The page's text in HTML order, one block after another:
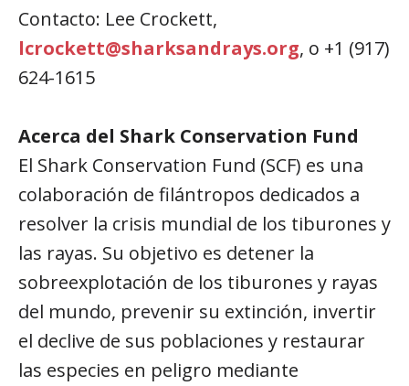
Contacto: Lee Crockett,
lcrockett@sharksandrays.org, o +1 (917)
624-1615
Acerca del Shark Conservation Fund
El Shark Conservation Fund (SCF) es una
colaboración de filántropos dedicados a
resolver la crisis mundial de los tiburones y
las rayas. Su objetivo es detener la
sobreexplotación de los tiburones y rayas
del mundo, prevenir su extinción, invertir
el declive de sus poblaciones y restaurar
las especies en peligro mediante